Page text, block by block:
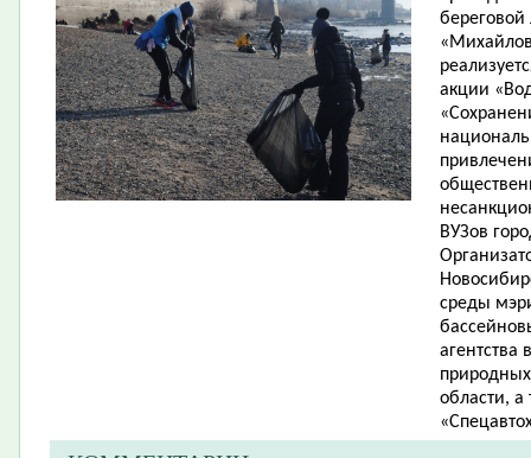
акции
ВУЗов
среды
агентства
области,